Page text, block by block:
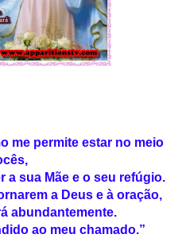
me permite estar no meio
a sua Mãe e o seu refúgio.
a Deus e à oração,
abundantemente.
ao meu chamado.”